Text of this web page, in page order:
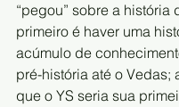
“pegou” sobre a história
primeiro é haver uma
acúmulo de
pré-história até o Vedas;
que o YS seria sua